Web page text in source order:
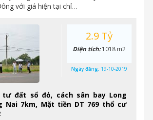
với giá hiện tại chỉ…
tư đất sổ đỏ, cách sân bay Long
Nai 7km, Mặt tiền DT 769 thổ cư
2.9 Tỷ
Diện tích:1018 m2
Ngày đăng: 19-10-2019